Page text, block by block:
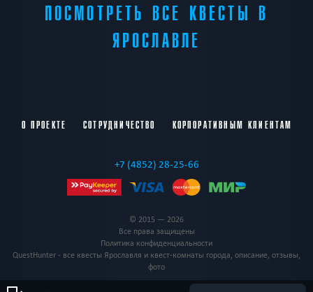
ПОСМОТРЕТЬ ВСЕ КВЕСТЫ В
ЯРОСЛАВЛЕ
О ПРОЕКТЕ СОТРУДНИЧЕСТВО КОРПОРАТИВНЫМ КЛИЕНТАМ
+7 (4852) 28-25-66
© 2015 — 2026
Все права защищены
Политика конфиденциальности
QuestHunter - все квесты Ярославля и квест-комнаты города, описание, отзывы,
фото